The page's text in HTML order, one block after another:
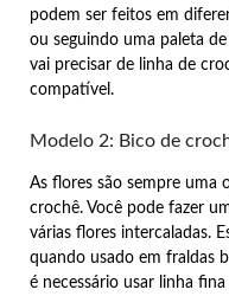
podem ser feitos em
ou seguindo uma paleta
vai precisar de linha de
compatível.
Modelo 2: Bico de
As flores são sempre uma
crochê. Você pode fazer
várias flores intercaladas.
quando usado em fraldas
é necessário usar linha